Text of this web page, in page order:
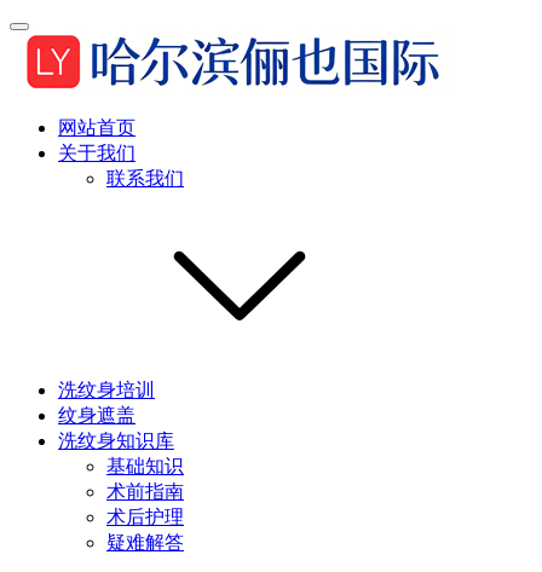
网站首页
关于我们
联系我们
洗纹身培训
纹身遮盖
洗纹身知识库
基础知识
术前指南
术后护理
疑难解答